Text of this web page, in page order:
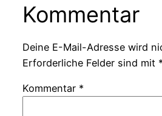
Kommentar
Deine E-Mail-Adresse wird
Erforderliche Felder sind mit *
Kommentar *